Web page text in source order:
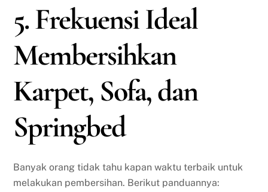
5. Frekuensi Ideal
Membersihkan
Karpet, Sofa, dan
Springbed
Banyak orang tidak tahu kapan waktu terbaik untuk
melakukan pembersihan. Berikut panduannya: